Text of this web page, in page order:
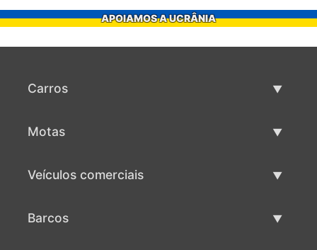
APOIAMOS A UCRÂNIA
Carros
Motas
Veículos comerciais
Barcos